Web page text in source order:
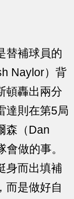
替補球員的
Naylor）背
頓轟出兩分
達則在第5局
森（Dan
做的事。
身而出填補
而是做好自